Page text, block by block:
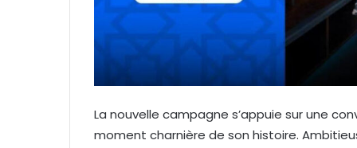
La nouvelle campagne s’appuie sur une
moment charnière de son histoire.